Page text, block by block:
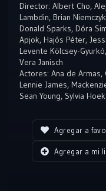
ser ordenado buscar y
androide termina tras la
Blade Runner
filme de ciencia ficción de
Director: Albert Cho,
Lambdin, Brian Niemczyk
Donald Sparks, Dóra
Apjok, Hajós Péter,
Levente Kölcsey-Gyurkó,
Vera Janisch
Actores: Ana de Armas,
Lennie James,
Sean Young, Sylvia
Agregar a
Agregar a mi